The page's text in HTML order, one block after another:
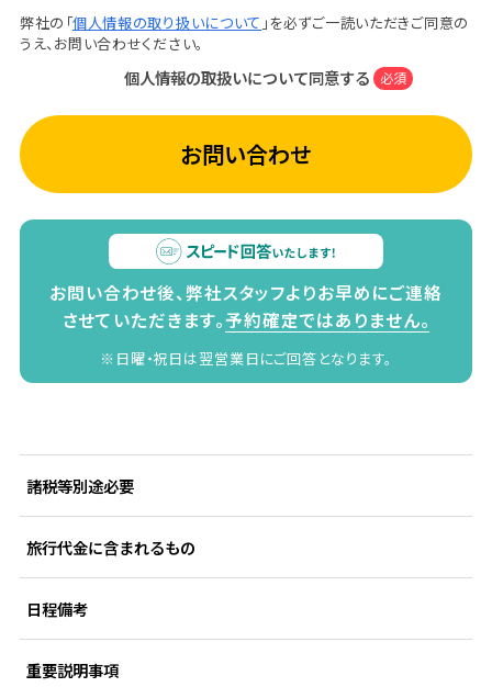
弊社の「個人情報の取り扱いについて 」を必ずご一読いただきご同意の
うえ、お問い合わせください。
個人情報の取扱いについて同意する 必須
お問い合わせ
お問い合わせ後、弊社スタッフよりお早めにご連絡
させていただきます。予約確定ではありません。
※日曜・祝日は翌営業日にご回答となります。
諸税等別途必要
旅行代金に含まれるもの
日程備考
重要説明事項